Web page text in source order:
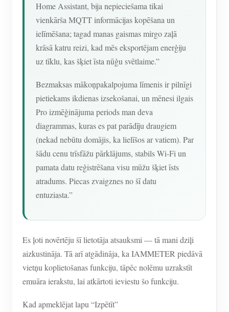
Home Assistant, bija nepieciešama tikai
vienkārša MQTT informācijas kopēšana un
ielīmēšana; tagad manas gaismas mirgo zaļā
krāsā katru reizi, kad mēs eksportējam enerģiju
uz tīklu, kas šķiet īsta nūģu svētlaime.”
Bezmaksas mākoņpakalpojuma līmenis ir pilnīgi
pietiekams ikdienas izsekošanai, un mēnesi ilgais
Pro izmēģinājuma periods man deva
diagrammas, kuras es pat parādīju draugiem
(nekad nebūtu domājis, ka lielīšos ar vatiem). Par
šādu cenu trīsfāžu pārklājums, stabils Wi-Fi un
pamata datu reģistrēšana visu mūžu šķiet īsts
atradums. Piecas zvaigznes no šī datu
entuziasta.”
Es ļoti novērtēju šī lietotāja atsauksmi — tā mani dziļi
aizkustināja. Tā arī atgādināja, ka IAMMETER piedāvā
vietņu koplietošanas funkciju, tāpēc nolēmu uzrakstīt
emuāra ierakstu, lai atkārtoti ieviestu šo funkciju.
Kad apmeklējat lapu “Izpētīt”